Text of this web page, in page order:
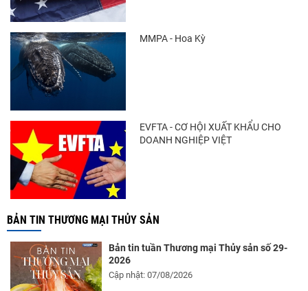
MMPA - Hoa Kỳ
EVFTA - CƠ HỘI XUẤT KHẨU CHO
DOANH NGHIỆP VIỆT
BẢN TIN THƯƠNG MẠI THỦY SẢN
Bản tin tuần Thương mại Thủy sản số 29-
2026
Cập nhật: 07/08/2026